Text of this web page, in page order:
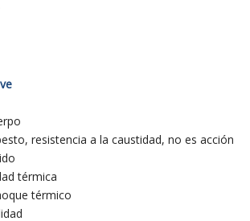
resistencia a la caustidad, no es acción
térmica
térmico